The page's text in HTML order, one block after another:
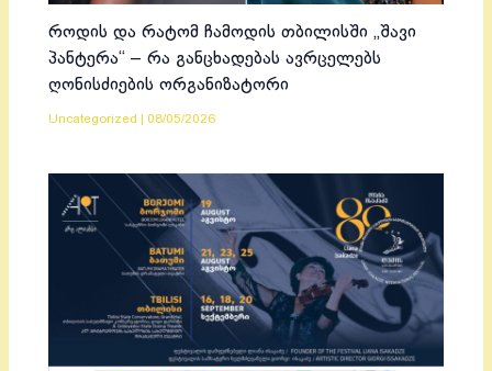
როდის და რატომ ჩამოდის თბილისში „შავი
პანტერა“ – რა განცხადებას ავრცელებს
ღონისძიების ორგანიზატორი
Uncategorized 08/05/2026